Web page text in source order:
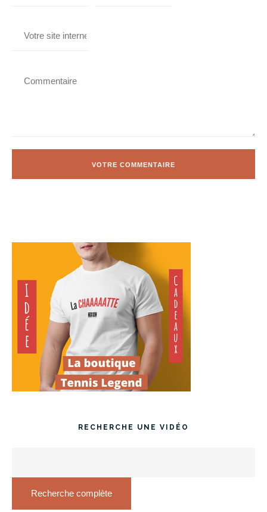
RECHERCHE UNE VIDÉO
Recherche complète